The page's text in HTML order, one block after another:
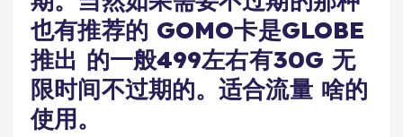
也有推荐的 GOMO卡是GLOBE
推出 的一般499左右有30G 无
限时间不过期的。适合流量 啥的
使用。